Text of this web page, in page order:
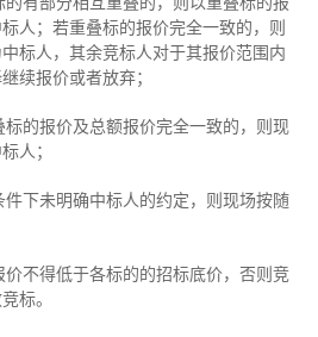
人；若重叠标的报价完全一致的，则
标人，其余竞标人对于其报价范围内
续报价或者放弃；
的报价及总额报价完全一致的，则现
人；
下未明确中标人的约定，则现场按随
不得低于各标的的招标底价，否则竞
标。